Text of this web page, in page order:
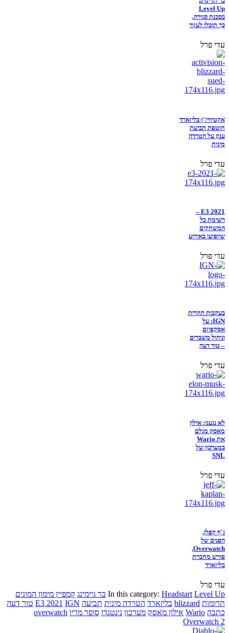
Level Up
בסכנת סגירה,
כך תוכלו לעזור
עדי פרל
אקטיוויז'ן-בליזארד
חוטפת תביעת
ענק על הטרדה
מינית
עדי פרל
E3 2021 –
רשימת כל
המשחקים
שיופיעו באירוע
עדי פרל
בעקבות תקרית
IGN: על
אסקפיזם
וניהול משברים
– טור דעה
עדי פרל
לא נגענו: אילון
מאסק מגלם
את Wario
במערכון של
SNL
עדי פרל
ג'ף קפלן,
הפנים של
Overwatch,
פורש מחברת
בליזארד
עדי פרל
In this category: Headstart Level Up בר גיימינג קמפיין מימון המונים
תרומות blizzard בליזארד הטרדה מינית תביעה E3 2021 IGN
טור דעה
כתבה Wario אילון מאסק מערכון נינטנדו סופר מריו overwatch
Overwatch 2